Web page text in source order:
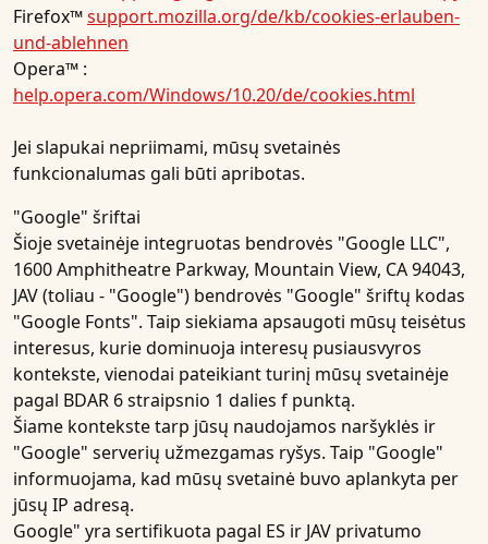
Firefox™support.mozilla.org/de/kb/cookies-erlauben-
und-ablehnen
Opera™ :
help.opera.com/Windows/10.20/de/cookies.html
Jei slapukai nepriimami, mūsų svetainės
funkcionalumas gali būti apribotas.
"Google" šriftai
Šioje svetainėje integruotas bendrovės "Google LLC",
1600 Amphitheatre Parkway, Mountain View, CA 94043,
JAV (toliau - "Google") bendrovės "Google" šriftų kodas
"Google Fonts". Taip siekiama apsaugoti mūsų teisėtus
interesus, kurie dominuoja interesų pusiausvyros
kontekste, vienodai pateikiant turinį mūsų svetainėje
pagal BDAR 6 straipsnio 1 dalies f punktą.
Šiame kontekste tarp jūsų naudojamos naršyklės ir
"Google" serverių užmezgamas ryšys. Taip "Google"
informuojama, kad mūsų svetainė buvo aplankyta per
jūsų IP adresą.
Google" yra sertifikuota pagal ES ir JAV privatumo